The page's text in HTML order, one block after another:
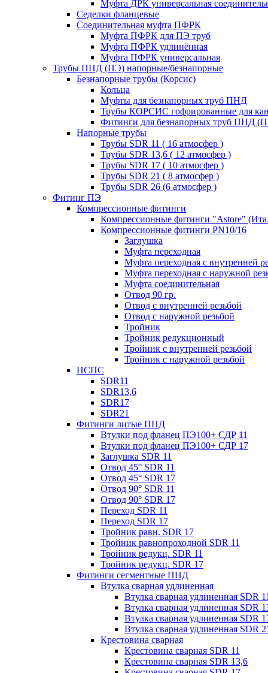
Муфта ДРК универсальная
Седелки фланцевые
Соединительная муфта ПФРК
Муфта ПФРК для ПЭ труб
Муфта ПФРК удлинённая
Муфта ПФРК универсальная
Трубы ПНД (ПЭ) напорные/безнапорные
Безнапорные трубы (Корсис)
Кольца
Муфты для безнапорных труб ПНД
Трубы КОРСИС гофрированные для
Фитинги для безнапорных труб ПНД
Напорные трубы
Трубы SDR 11 ( 16 атмосфер )
Трубы SDR 13,6 ( 12 атмосфер )
Трубы SDR 17 ( 10 атмосфер )
Трубы SDR 21 ( 8 атмосфер )
Трубы SDR 26 (6 атмосфер )
Фитинг ПЭ
Компрессионные фитинги
Компрессионные фитинги "Astore"
Компрессионные фитинги PN10/16
Заглушка
Муфта переходная
Муфта переходная с внутренней
Муфта переходная с наружной
Муфта соединительная
Отвод 90 гр.
Отвод с внутренней резьбой
Отвод с наружной резьбой
Тройник
Тройник редукционный
Тройник с внутренней резьбой
Тройник с наружной резьбой
НСПС
SDR11
SDR13,6
SDR17
SDR21
Фитинги литые ПНД
Втулки под фланец ПЭ100+ СДР 11
Втулки под фланец ПЭ100+ СДР 17
Заглушка SDR 11
Отвод 45° SDR 11
Отвод 45° SDR 17
Отвод 90° SDR 11
Отвод 90° SDR 17
Переход SDR 11
Переход SDR 17
Тройник равн. SDR 17
Тройник равнопроходной SDR 11
Тройник редукц. SDR 11
Тройник редукц. SDR 17
Фитинги сегментные ПНД
Втулка сварная удлиненная
Втулка сварная удлиненная SDR 11
Втулка сварная удлиненная SDR
Втулка сварная удлиненная SDR
Втулка сварная удлиненная SDR
Крестовина сварная
Крестовина сварная SDR 11
Крестовина сварная SDR 13,6